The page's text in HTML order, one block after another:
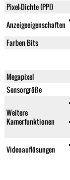
Pixel-Dichte (PPI)
Anzeigeeigenschaften
Farben Bits
Megapixel
Sensorgröße
Weitere
Kamerfunktionen
Videoauflösungen